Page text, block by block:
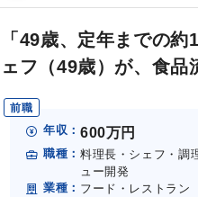
「49歳、定年までの
ェフ（49歳）が、食品
前職
年収： 600万円
職種： 料理長・シェフ・調
ュー開発
業種： フード・レストラン